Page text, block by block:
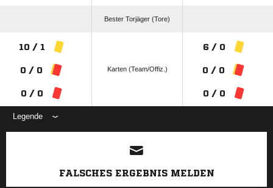
Bester Torjäger (Tore)
10 / 1
0 / 0
0 / 0
Karten (Team/Offiz.)
6 / 0
0 / 0
0 / 0
Legende
ANZEIGE
FALSCHES ERGEBNIS MELDEN